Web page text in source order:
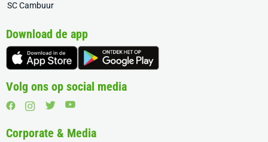
SC Cambuur
Download de app
Volg ons op social media
Corporate & Media